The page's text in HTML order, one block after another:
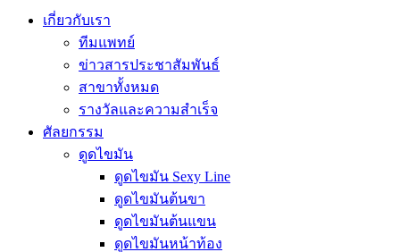
เกี่ยวกับเรา
ทีมแพทย์
ข่าวสารประชาสัมพันธ์
สาขาทั้งหมด
รางวัลและความสำเร็จ
ศัลยกรรม
ดูดไขมัน
ดูดไขมัน Sexy Line
ดูดไขมันต้นขา
ดูดไขมันต้นแขน
ดูดไขมันหน้าท้อง